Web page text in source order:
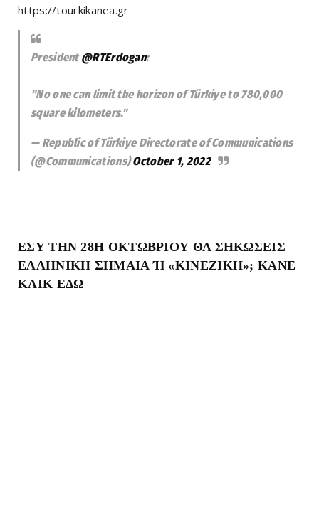
https://tourkikanea.gr
President@RTErdogan:
"No one can limit the horizon of Türkiye to 780,000
square kilometers."
— Republic of Türkiye Directorate of Communications
(@Communications)October 1, 2022
------------------------------------------
ΕΣΥ ΤΗΝ 28Η ΟΚΤΩΒΡΙΟΥ ΘΑ ΣΗΚΩΣΕΙΣ
ΕΛΛΗΝΙΚΗ ΣΗΜΑΙΑ Ή «ΚΙΝΕΖΙΚΗ»; ΚΑΝΕ
ΚΛΙΚ ΕΔΩ
------------------------------------------